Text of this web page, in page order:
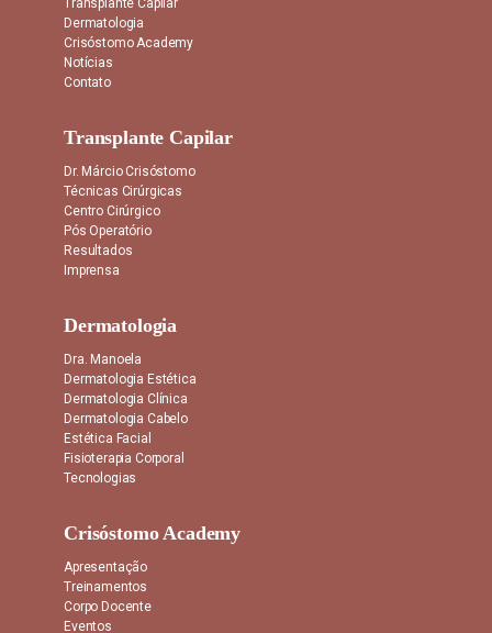
Transplante Capilar
Dermatologia
Crisóstomo Academy
Notícias
Contato
Transplante Capilar
Dr. Márcio Crisóstomo
Técnicas Cirúrgicas
Centro Cirúrgico
Pós Operatório
Resultados
Imprensa
Dermatologia
Dra. Manoela
Dermatologia Estética
Dermatologia Clínica
Dermatologia Cabelo
Estética Facial
Fisioterapia Corporal
Tecnologias
Crisóstomo Academy
Apresentação
Treinamentos
Corpo Docente
Eventos